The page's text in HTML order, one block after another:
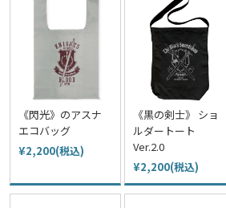
《閃光》のアスナ
エコバッグ
¥2,200(税込)
《黒の剣士》 ショ
ルダートート
Ver.2.0
¥2,200(税込)